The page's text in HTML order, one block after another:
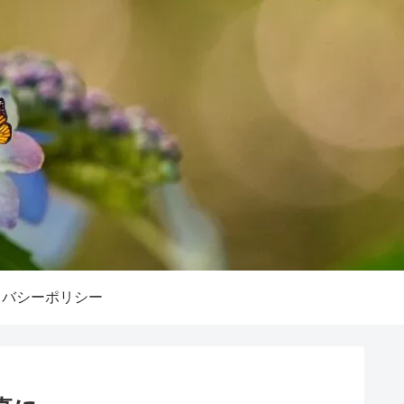
シーポリシー